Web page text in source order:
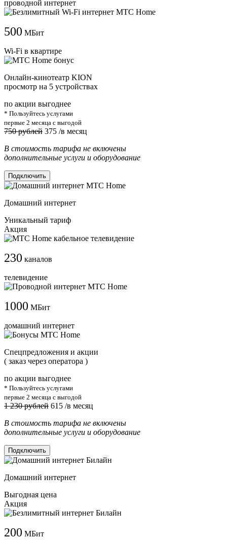
проводной интернет
500 МБит
Wi-Fi в квартире
Онлайн-кинотеатр KION
просмотр на 5 устройствах
по акции выгоднее
* Пользуйтесь услугами
первые 2 месяца с выгодой
750 рублей 375 /в месяц
В стоимость тарифа не включены
дополнительные услуги и оборудование
Подключить
Домашний интернет
Уникальный тариф
Акция
230 каналов
телевидение
1000 МБит
домашний интернет
Cпецпредложения и акции
( заказ через оператора )
по акции выгоднее
* Пользуйтесь услугами
первые 2 месяца с выгодой
1 230 рублей 615 /в месяц
В стоимость тарифа не включены
дополнительные услуги и оборудование
Подключить
Домашний интернет
Выгодная цена
Акция
200 МБит